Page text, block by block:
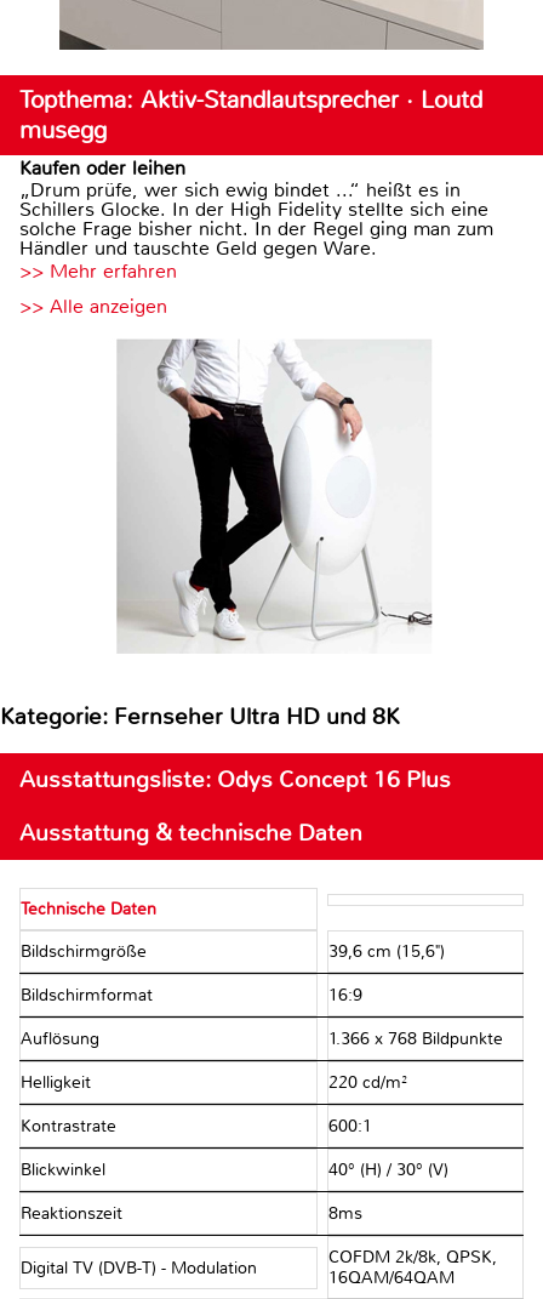
Topthema: Aktiv-Standlautsprecher · Loutd
musegg
Kaufen oder leihen
„Drum prüfe, wer sich ewig bindet ...“ heißt es in
Schillers Glocke. In der High Fidelity stellte sich eine
solche Frage bisher nicht. In der Regel ging man zum
Händler und tauschte Geld gegen Ware.
>> Mehr erfahren
>> Alle anzeigen
Kategorie: Fernseher Ultra HD und 8K
Ausstattungsliste: Odys Concept 16 Plus
Ausstattung & technische Daten
Technische Daten
Bildschirmgröße 39,6 cm (15,6")
Bildschirmformat 16:9
Auflösung 1.366 x 768 Bildpunkte
Helligkeit 220 cd/m²
Kontrastrate 600:1
Blickwinkel 40° (H) / 30° (V)
Reaktionszeit 8ms
Digital TV (DVB-T) - Modulation
COFDM 2k/8k, QPSK,
16QAM/64QAM